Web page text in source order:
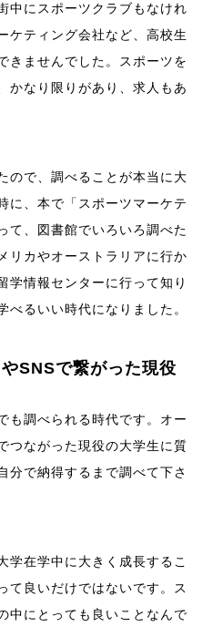
中にスポーツクラブもなけれ
ケティング会社など、高校生
きませんでした。スポーツを
かなり限りがあり、求人もあ
ので、調べることが本当に大
に、本で「スポーツマーケテ
て、図書館でいろいろ調べた
リカやオーストラリアに行か
学情報センターに行って知り
べるいい時代になりました。
SNSで繋がった現役
も調べられる時代です。オー
つながった現役の大学生に質
分で納得するまで調べて下さ
学在学中に大きく成長するこ
て良いだけではないです。ス
中にとっても良いことなんで